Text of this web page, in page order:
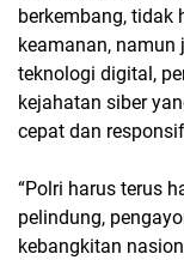
berkembang,
keamanan, namun
teknologi digital,
kejahatan siber
cepat dan
“Polri harus terus
pelindung,
kebangkitan